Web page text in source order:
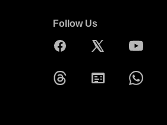
Follow Us